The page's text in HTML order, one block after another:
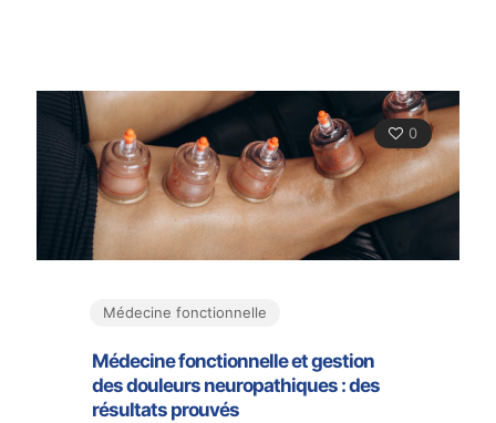
0
Médecine fonctionnelle
Médecine fonctionnelle et gestion
des douleurs neuropathiques : des
résultats prouvés